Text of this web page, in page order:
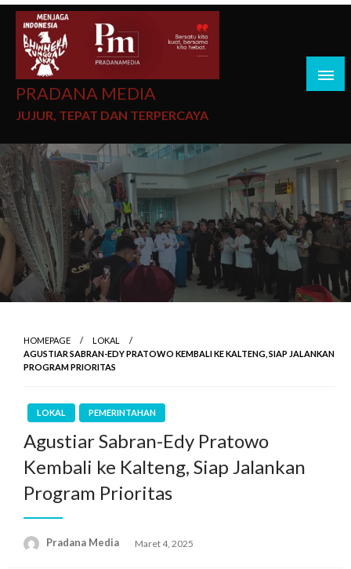
PRADANA MEDIA
JUJUR, TEPAT DAN TERPERCAYA
HOMEPAGE
LOKAL
AGUSTIAR SABRAN-EDY PRATOWO KEMBALI KE KALTENG, SIAP JALANKAN
PROGRAM PRIORITAS
LOKAL PEMERINTAHAN
Agustiar Sabran-Edy Pratowo
Kembali ke Kalteng, Siap Jalankan
Program Prioritas
Pradana Media Maret 4, 2025